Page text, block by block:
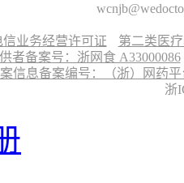
信业务经营许可证
第二类医
者备案号：浙网食 A33000086
信息备案编号：（浙）网药平
浙